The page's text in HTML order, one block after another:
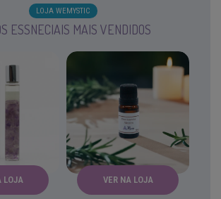
LOJA WEMYSTIC
ESSNECIAIS MAIS VENDIDOS
LOJA VER NA LOJA